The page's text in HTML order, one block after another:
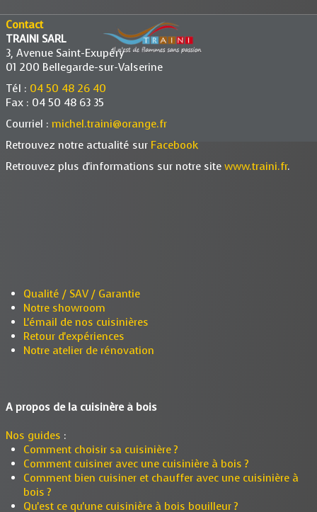
Contact
TRAINI SARL
3, Avenue Saint-Exupéry
01 200 Bellegarde-sur-Valserine
Tél : 04 50 48 26 40
Fax : 04 50 48 63 35
Courriel : michel.traini@orange.fr
Retrouvez notre actualité sur Facebook
Retrouvez plus d'informations sur notre site www.traini.fr.
Qualité / SAV / Garantie
Notre showroom
L'émail de nos cuisinières
Retour d'expériences
Notre atelier de rénovation
A propos de la cuisinère à bois
Nos guides :
Comment choisir sa cuisinière ?
Comment cuisiner avec une cuisinière à bois ?
Comment bien cuisiner et chauffer avec une cuisinière à
bois ?
Qu'est ce qu'une cuisinière à bois bouilleur ?